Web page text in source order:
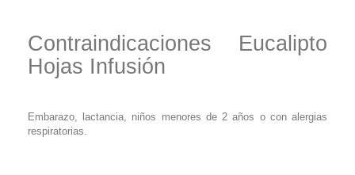
Contraindicaciones Eucalipto
Hojas Infusión
Embarazo, lactancia, niños menores de 2 años o con alergias
respiratorias.